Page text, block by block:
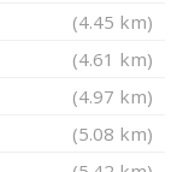
(4.45 km)
(4.61 km)
(4.97 km)
(5.08 km)